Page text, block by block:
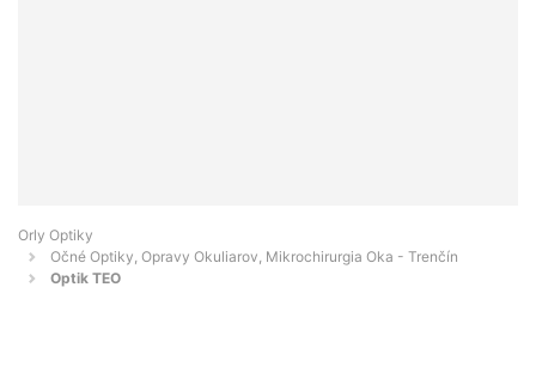
Orly Optiky
Očné Optiky, Opravy Okuliarov, Mikrochirurgia Oka - Trenčín
Optik TEO